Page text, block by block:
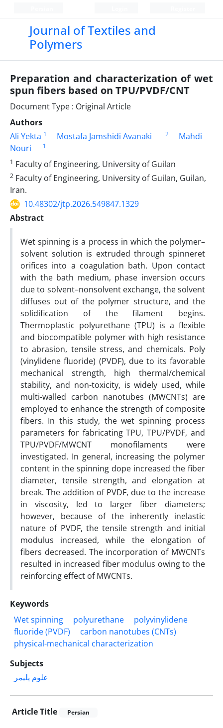
Journal of Textiles and
Polymers
Preparation and characterization of wet
spun fibers based on TPU/PVDF/CNT
Document Type : Original Article
Authors
Ali Yekta 1 Mostafa Jamshidi Avanaki 2
Mahdi
Nouri
1
1 Faculty of Engineering, University of Guilan
2 Faculty of Engineering, University of Guilan, Guilan,
Iran.
10.48302/jtp.2026.549847.1329
Abstract
Wet spinning is a process in which the polymer–
solvent solution is extruded through spinneret
orifices into a coagulation bath. Upon contact
with the bath medium, phase inversion occurs
due to solvent–nonsolvent exchange, the solvent
diffuses out of the polymer structure, and the
solidification of the filament begins.
Thermoplastic polyurethane (TPU) is a flexible
and biocompatible polymer with high resistance
to abrasion, tensile stress, and chemicals. Poly
(vinylidene fluoride) (PVDF), due to its favorable
mechanical strength, high thermal/chemical
stability, and non-toxicity, is widely used, while
multi-walled carbon nanotubes (MWCNTs) are
employed to enhance the strength of composite
fibers. In this study, the wet spinning process
parameters for fabricating TPU, TPU/PVDF, and
TPU/PVDF/MWCNT monofilaments were
investigated. In general, increasing the polymer
content in the spinning dope increased the fiber
diameter, tensile strength, and elongation at
break. The addition of PVDF, due to the increase
in viscosity, led to larger fiber diameters;
however, because of the inherently inelastic
nature of PVDF, the tensile strength and initial
modulus increased, while the elongation of
fibers decreased. The incorporation of MWCNTs
resulted in increased fiber modulus owing to the
reinforcing effect of MWCNTs.
Keywords
Wet spinning
polyurethane
polyvinylidene
fluoride (PVDF)
carbon nanotubes (CNTs)
physical-mechanical characterization
Subjects
علوم پلیمر
Article Title Persian